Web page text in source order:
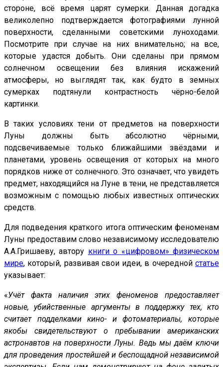
стороне, всё время царят сумерки. Данная догадка
великолепно подтверждается фотографиями лунной
поверхности, сделанными советскими луноходами.
Посмотрите при случае на них внимательно; на все,
которые удастся добыть. Они сделаны при прямом
солнечном освещении без влияния искажений
атмосферы, но выглядят так, как будто в земных
сумерках подтянули контрастность чёрно-белой
картинки.
В таких условиях тени от предметов на поверхности
Луны должны быть абсолютно чёрными,
подсвечиваемые только ближайшими звёздами и
планетами, уровень освещения от которых на много
порядков ниже от солнечного. Это означает, что увидеть
предмет, находящийся на Луне в тени, не представляется
возможным с помощью любых известных оптических
средств.
Для подведения краткого итога оптическим феноменам
Луны предоставим слово независимому исследователю
А.А.Гришаеву, автору книги о «цифровом» физическом
мире, который, развивая свои идеи, в очередной статье
указывает:
«Учёт факта наличия этих феноменов предоставляет
новые, убийственные аргументы в поддержку тех, кто
считает подделками кино- и фотоматериалы, которые
якобы свидетельствуют о пребывании американских
астронавтов на поверхности Луны. Ведь мы даём ключи
для проведения простейшей и беспощадной независимой